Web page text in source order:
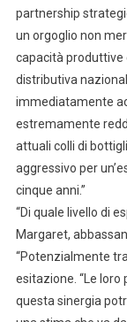
partnership
un orgoglio non
capacità produttive
distributiva
immediatamente
estremamente
attuali colli di
aggressivo per
cinque anni.”
“Di quale livello di
Margaret,
“Potenzialmente
esitazione. “Le
questa sinergia